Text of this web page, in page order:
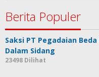
Berita Populer
Saksi PT Pegadaian
Dalam Sidang
23498 Dilihat